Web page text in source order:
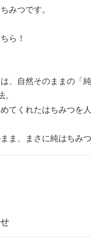
みつです。
ら！
、自然そのままの「
てくれたはちみつを
ま、まさに純はちみつ